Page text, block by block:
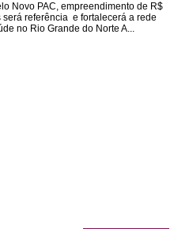
Novo PAC, empreendimento de R$
será referência e fortalecerá a rede
no Rio Grande do Norte A...